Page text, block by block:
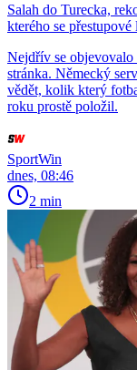
Salah do Turecka,
kterého se
Nejdřív se objevovalo
stránka. Německý
vědět, kolik který
roku prostě položil.
SportWin
dnes, 08:46
2 min